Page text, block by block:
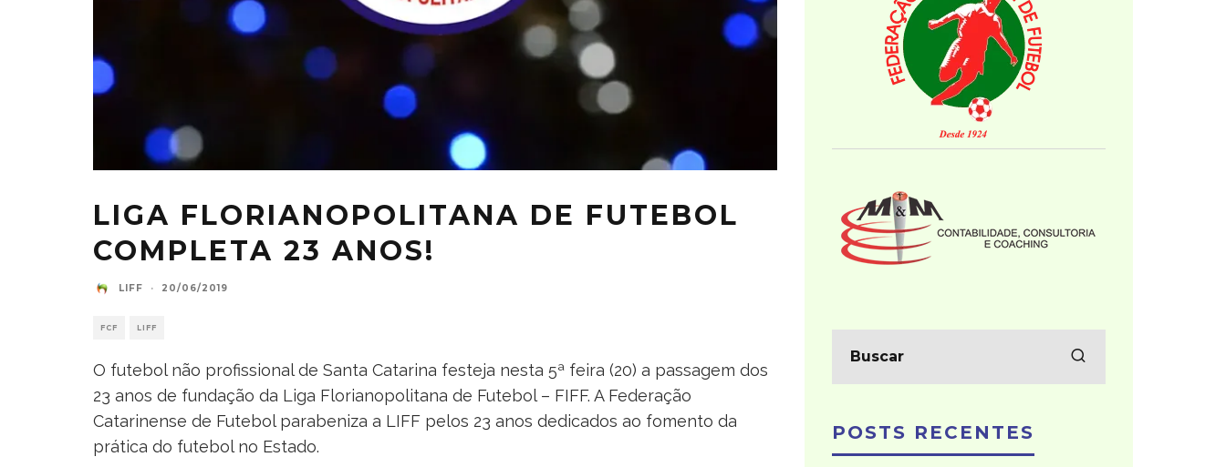
LIGA FLORIANOPOLITANA DE FUTEBOL
COMPLETA 23 ANOS!
LIFF · 20/06/2019
FCF LIFF
O futebol não profissional de Santa Catarina festeja nesta 5ª feira (20) a passagem dos
23 anos de fundação da Liga Florianopolitana de Futebol – FIFF. A Federação
Catarinense de Futebol parabeniza a LIFF pelos 23 anos dedicados ao fomento da
prática do futebol no Estado.
POSTS RECENTES